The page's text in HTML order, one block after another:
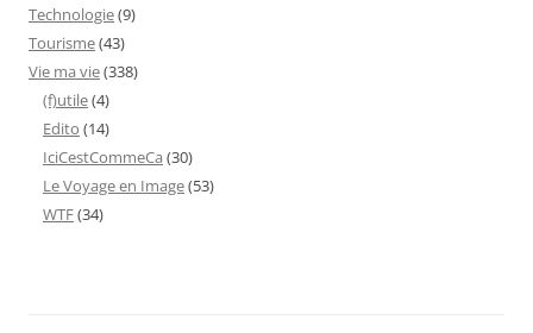
Technologie(9)
Tourisme(43)
Vie ma vie(338)
(f)utile(4)
Edito (14)
IciCestCommeCa (30)
Le Voyage en Image(53)
WTF(34)